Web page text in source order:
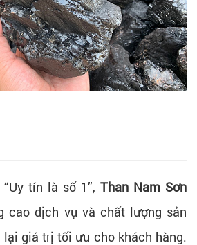
tín là số 1”, Than Nam Sơn
cao dịch vụ và chất lượng sản
lại giá trị tối ưu cho khách hàng.